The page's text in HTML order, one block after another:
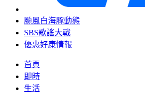
颱風白海豚動態
SBS歌謠大戰
優惠好康情報
首頁
即時
生活